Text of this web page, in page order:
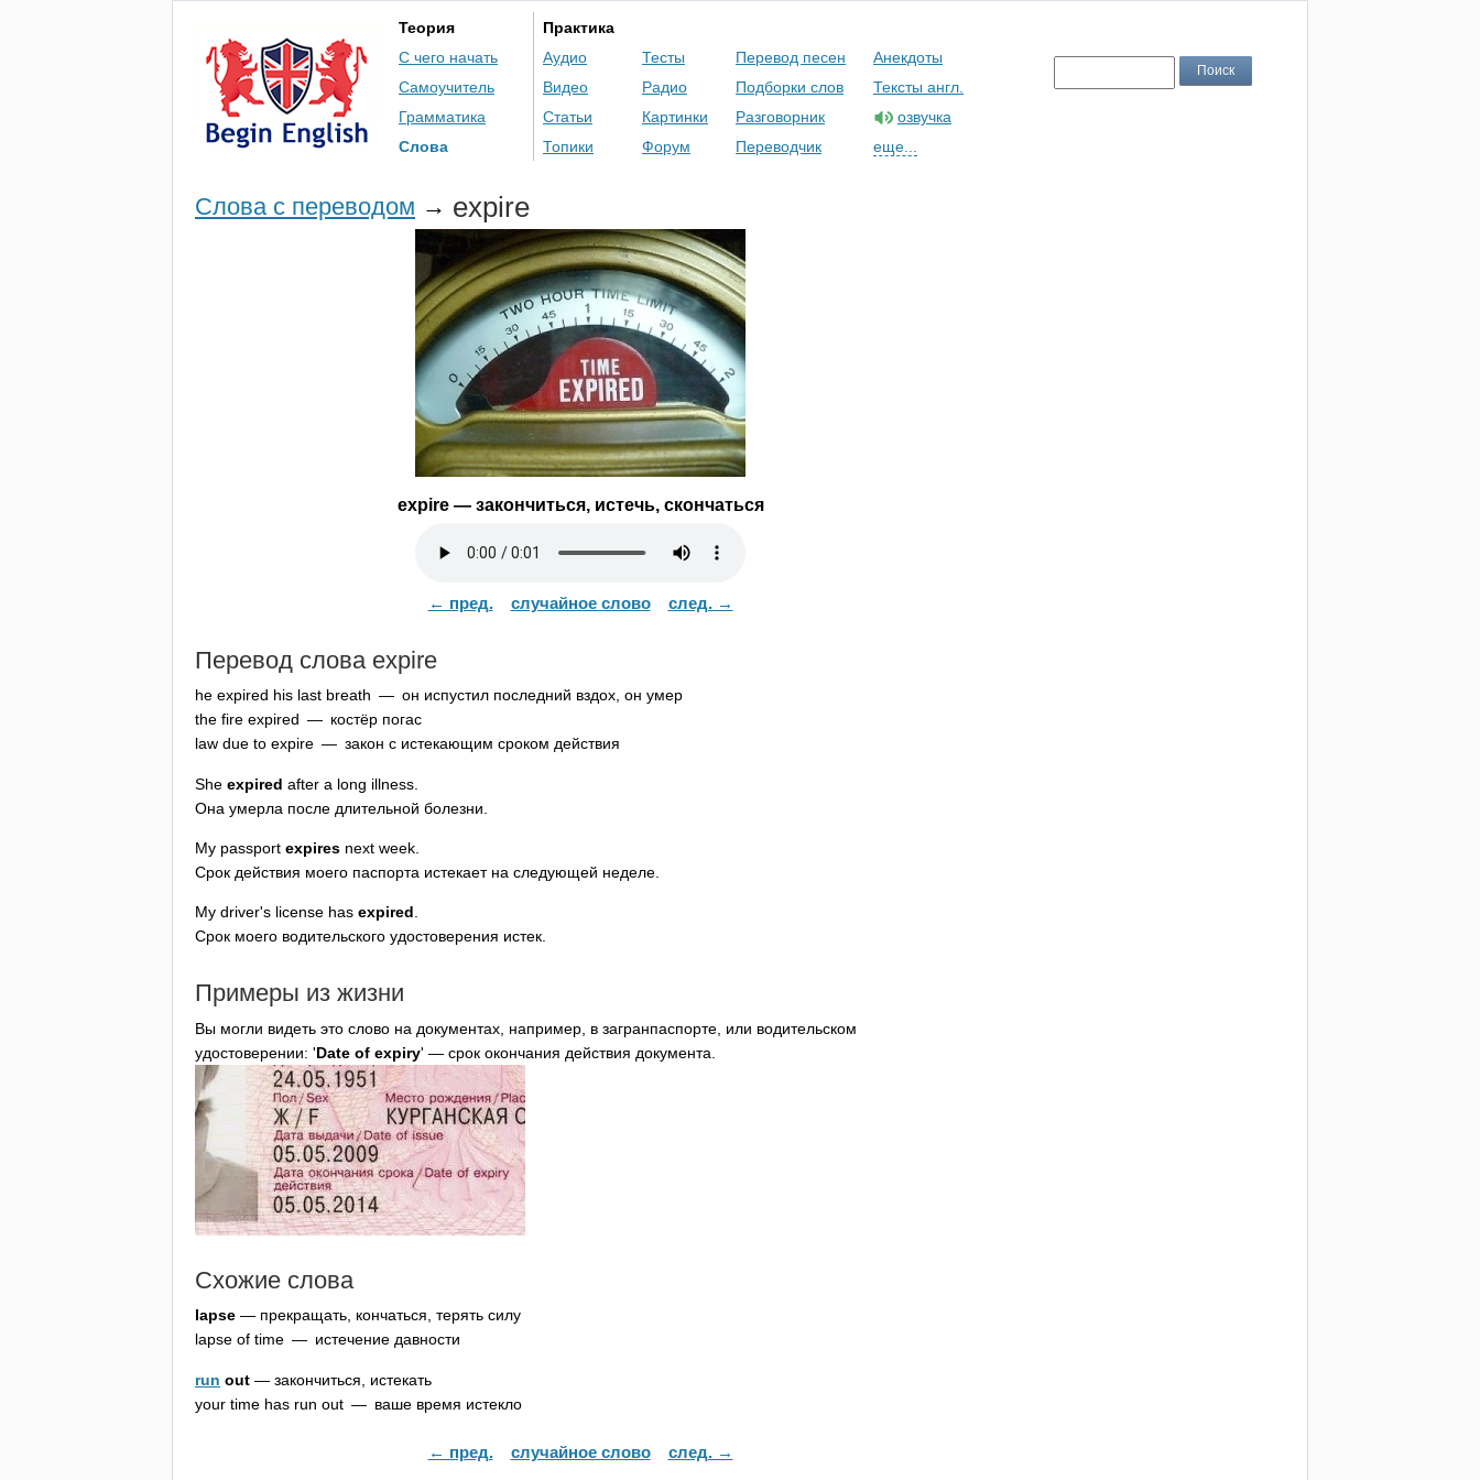
Теория
С чего начать
Самоучитель
Грамматика
Слова
Практика
Аудио
Видео
Статьи
Топики
Тесты
Радио
Картинки
Форум
Перевод песен
Подборки слов
Разговорник
Переводчик
Анекдоты
Тексты англ.
озвучка
еще...
Слова с переводом → expire
expire— закончиться, истечь, скончаться
← пред. случайное слово след. →
Перевод слова expire
he expired his last breath — он испустил последний вздох, он умер
the fire expired — костёр погас
law due to expire — закон с истекающим сроком действия
She expired after a long illness
Она умерла после длительной болезни.
My passport expires next week
Срок действия моего паспорта истекает на следующей неделе.
My driver's license has expired.
Срок моего водительского удостоверения истек.
Примеры из жизни
Вы могли видеть это слово на документах, например, в загранпаспорте, или водительском
удостоверении: 'Date of expiry' — срок окончания действия документа.
Схожие слова
lapse — прекращать, кончаться, терять силу
lapse of time — истечение давности
run out — закончиться, истекать
your time has run out — ваше время истекло
← пред. случайное слово след. →